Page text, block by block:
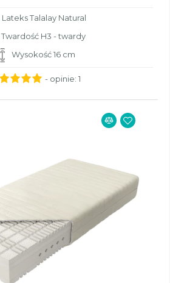
Lateks Talalay Natural
Twardość H3 - twardy
Wysokość 16 cm
- opinie: 1